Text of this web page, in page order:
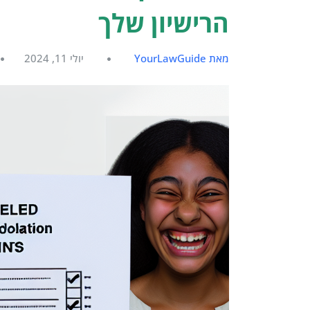
הרישיון שלך
מאת YourLawGuide יולי 11, 2024